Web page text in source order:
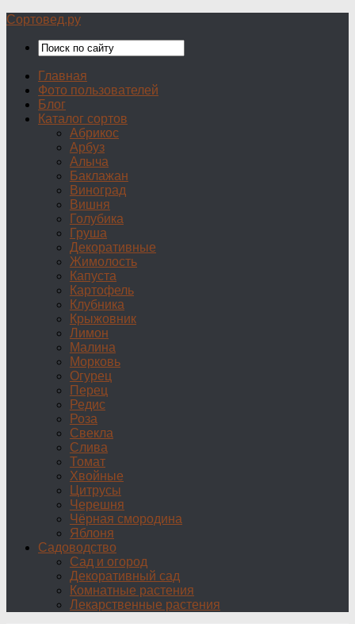
Сортовед.ру
Главная
Фото пользователей
Блог
Каталог сортов
Абрикос
Арбуз
Алыча
Баклажан
Виноград
Вишня
Голубика
Груша
Декоративные
Жимолость
Капуста
Картофель
Клубника
Крыжовник
Лимон
Малина
Морковь
Огурец
Перец
Редис
Роза
Свекла
Слива
Томат
Хвойные
Цитрусы
Черешня
Чёрная смородина
Яблоня
Садоводство
Сад и огород
Декоративный сад
Комнатные растения
Лекарственные растения